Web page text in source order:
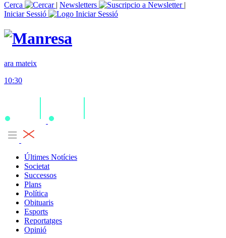
Cerca
| Newsletters
|
Iniciar Sessió
ara mateix
10:30
Últimes Notícies
Societat
Successos
Plans
Política
Obituaris
Esports
Reportatges
Opinió